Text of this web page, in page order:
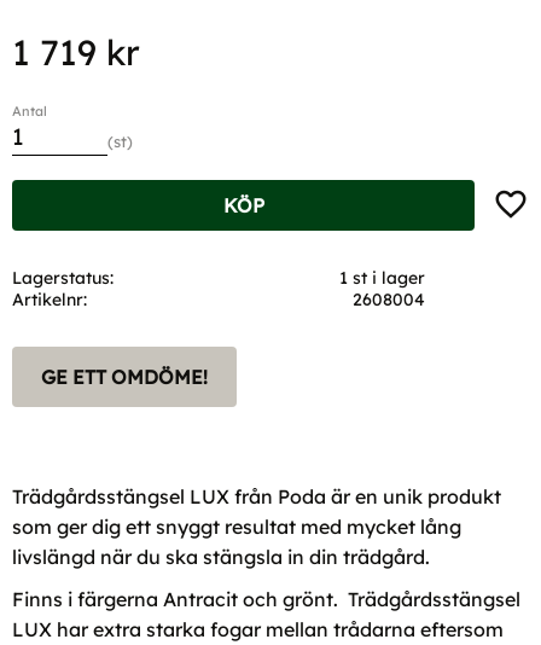
1 719 kr
Antal
st
KÖP
Lagerstatus
1 st i lager
Artikelnr
2608004
GE ETT OMDÖME!
Trädgårdsstängsel LUX från Poda är en unik produkt
som ger dig ett snyggt resultat med mycket lång
livslängd när du ska stängsla in din trädgård.
Finns i färgerna Antracit och grönt. Trädgårdsstängsel
LUX har extra starka fogar mellan trådarna eftersom